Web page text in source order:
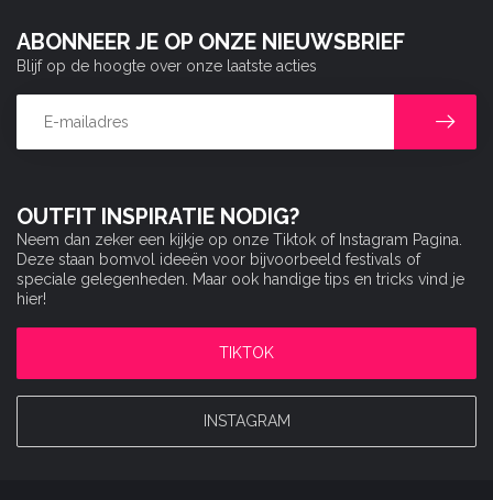
OUTFIT INSPIRATIE NODIG?
Neem dan zeker een kijkje op onze Tiktok of Instagram Pagina.
Deze staan bomvol ideeën voor bijvoorbeeld festivals of
speciale gelegenheden. Maar ook handige tips en tricks vind je
hier!
TIKTOK
INSTAGRAM
ABONNEER JE OP ONZE NIEUWSBRIEF
Blijf op de hoogte over onze laatste acties